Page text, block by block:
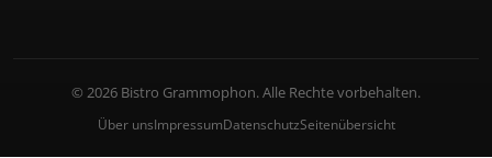
© 2026 Bistro Grammophon. Alle Rechte vorbehalten.
Über unsImpressumDatenschutzSeitenübersicht